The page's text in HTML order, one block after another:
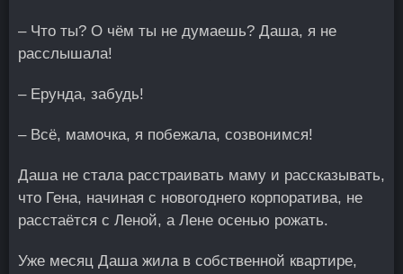
– Что ты? О чём ты не думаешь? Даша, я не
расслышала!
– Ерунда, забудь!
– Всё, мамочка, я побежала, созвонимся!
Даша не стала расстраивать маму и рассказывать,
что Гена, начиная с новогоднего корпоратива, не
расстаётся с Леной, а Лене осенью рожать.
Уже месяц Даша жила в собственной квартире,